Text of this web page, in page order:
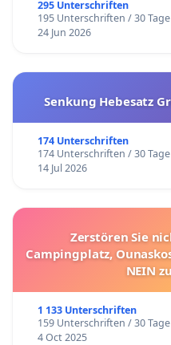
Herbert Reinecke, Dipl.
Zug / Rigi Kaltbad,
Kulturgeographie,
Edwin Beeler,
Kulturpreisträger 2017,
Renate und Wolf
John Wolf Brennan,
Weggis
Rolf E. Brönnimann,
Partner, SH Swiss
Beat Bühlmann,
295 Unterschriften
195 Unterschriften / 30 Tage
24 Jun 2026
Senkung Hebesatz
174 Unterschriften
174 Unterschriften / 30 Tage
14 Jul 2026
Zerstören Sie
Campingplatz,
NEIN
1 133 Unterschriften
159 Unterschriften / 30 Tage
4 Oct 2025